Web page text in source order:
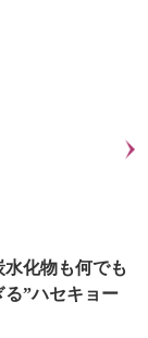
化物も何でも
”ハセキョー